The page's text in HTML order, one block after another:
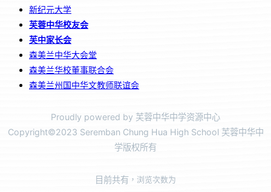
新纪元大学
芙蓉中华校友会
芙中家长会
森美兰中华大会堂
森美兰华校董事联合会
森美兰州国中华文教师联谊会
Proudly powered by 芙蓉中华中学资源中心
Copyright©2023 Seremban Chung Hua High School 芙蓉中华中
学版权所有
目前共有 ，浏览次数为